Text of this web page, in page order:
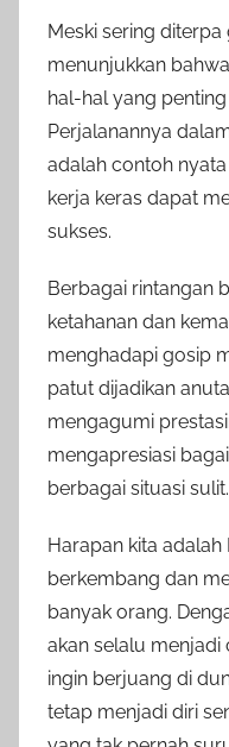
Meski sering
menunjukkan
hal-hal yang
Perjalanannya
adalah contoh
kerja keras dapat
sukses.
Berbagai rintangan
ketahanan dan
menghadapi gosip
patut dijadikan
mengagumi
mengapresiasi
berbagai situasi sulit.
Harapan kita
berkembang dan
banyak orang.
akan selalu menjadi
ingin berjuang di
tetap menjadi diri